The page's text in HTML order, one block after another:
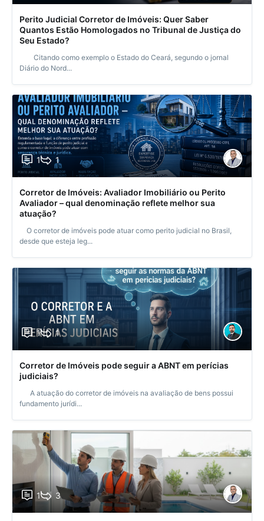
Perito Judicial Corretor de Imóveis: Quer Saber
Quantos Estão Homologados no Tribunal de Justiça do
Seu Estado?
Citando como exemplo o Estado do Ceará, segundo o jornal
Diário do Nord...
1 1
Corretor de Imóveis: Avaliador Imobiliário ou Perito
Avaliador – qual denominação reflete melhor sua
atuação?
O corretor de imóveis pode atuar como perito judicial no Brasil,
desde que esteja leg...
1 1
Corretor de Imóveis pode seguir a ABNT em perícias
judiciais?
A atuação do corretor de imóveis na avaliação de bens possui
fundamento jurídi...
1 3